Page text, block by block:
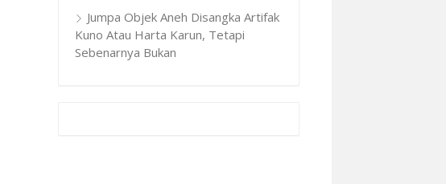
Jumpa Objek Aneh Disangka Artifak
Kuno Atau Harta Karun, Tetapi
Sebenarnya Bukan